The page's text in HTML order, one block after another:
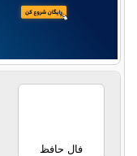
فال حافظ